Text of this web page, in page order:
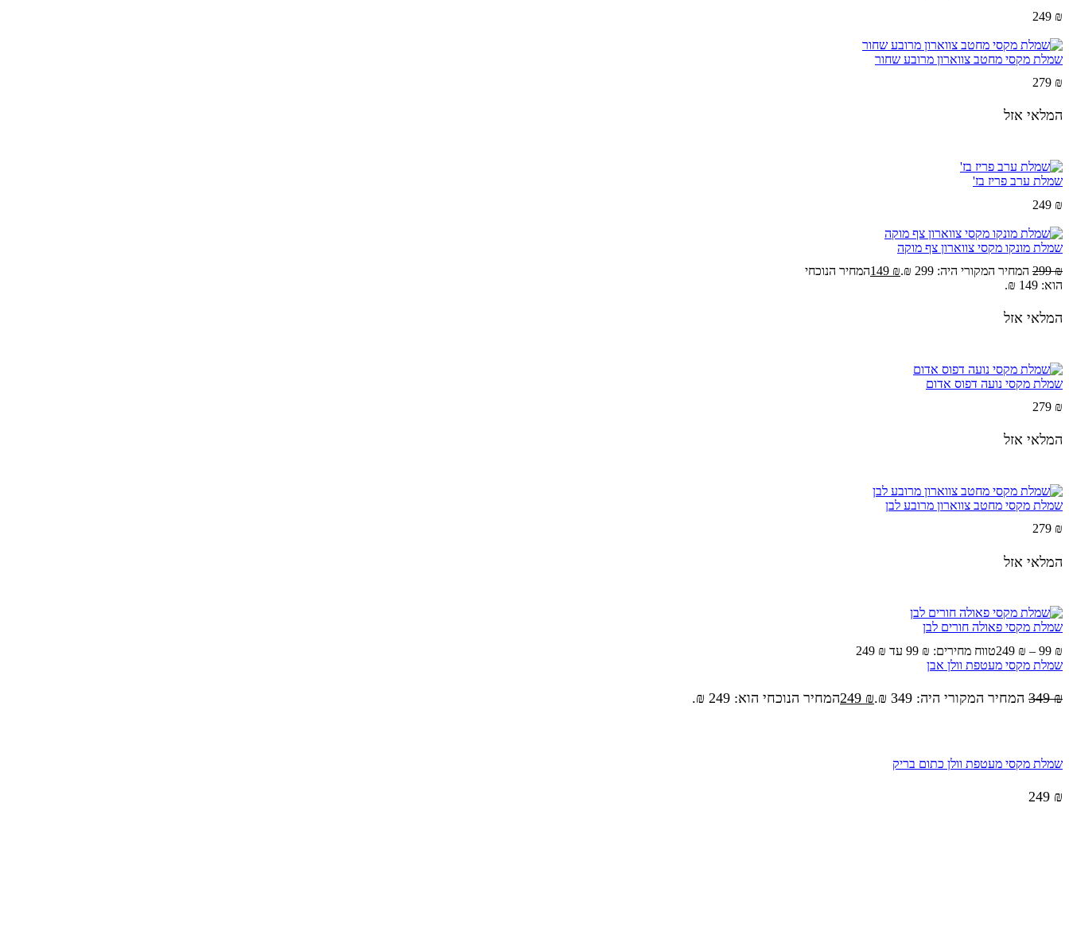
249 ₪
שמלת מקסי מחטב צווארון מרובע שחור
279 ₪
המלאי אזל
שמלת ערב פריז בז'
249 ₪
שמלת מונקו מקסי צווארון צף מוקה
299₪ המחיר המקורי היה: 299 ₪. 149 ₪
המחיר הנוכחי
הוא: 149 ₪.
המלאי אזל
שמלת מקסי נועה דפוס אדום
279 ₪
המלאי אזל
שמלת מקסי מחטב צווארון מרובע לבן
279 ₪
המלאי אזל
שמלת מקסי פאולה חורים לבן
99 ₪
–
249 ₪
טווח מחירים: ⁦99 ₪⁩ עד ⁦249 ₪⁩
שמלת מקסי מעטפת וולן אבן
349₪ המחיר המקורי היה: 349 ₪. 249 ₪ המחיר הנוכחי הוא: 249 ₪.
שמלת מקסי מעטפת וולן כתום בריק
249 ₪